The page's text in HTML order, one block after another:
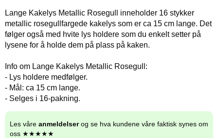
Lange Kakelys Metallic Rosegull inneholder 16 stykker
metallic rosegullfargede kakelys som er ca 15 cm lange. Det
følger også med hvite lys holdere som du enkelt setter på
lysene for å holde dem på plass på kaken.
Info om Lange Kakelys Metallic Rosegull:
- Lys holdere medfølger.
- Mål: ca 15 cm lange.
- Selges i 16-pakning.
Les våre anmeldelserog se hva kundene våre faktisk synes om
oss ★★★★★